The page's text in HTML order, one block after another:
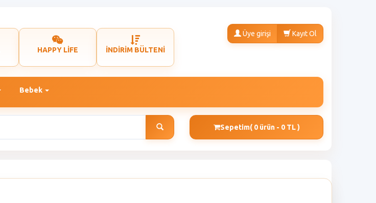
HAPPY LİFE İNDİRİM BÜLTENİ
Üye girişi Kayıt Ol
Bebek
Sepetim( 0 ürün - 0 TL )